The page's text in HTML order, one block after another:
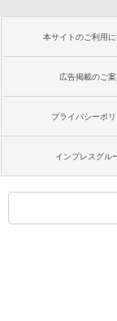
本サイトのご利用
広告掲載のご案
プライバシーポ
インプレスグル